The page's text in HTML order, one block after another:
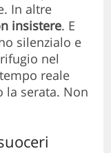
In altre
insistere. E
silenzialo e
nel
reale
la serata. Non